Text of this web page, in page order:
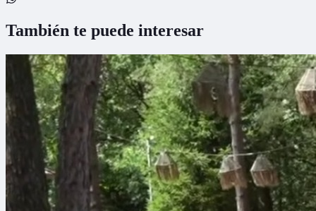
También te puede interesar